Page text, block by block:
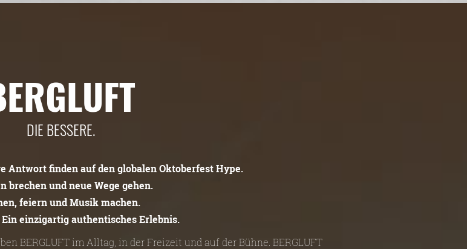
DIE BESSERE.
Antwort finden auf den globalen Oktoberfest Hype.
brechen und neue Wege gehen.
feiern und Musik machen.
Ein einzigartig authentisches Erlebnis.
BERGLUFT im Alltag, in der Freizeit und auf der Bühne. BERGLUFT